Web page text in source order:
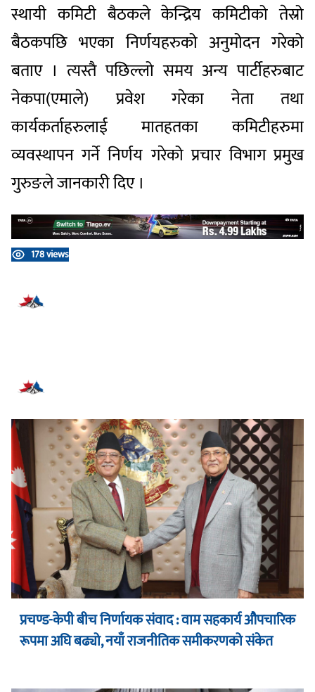
स्थायी कमिटी बैठकले केन्द्रिय कमिटीको तेस्रो
बैठकपछि भएका निर्णयहरुको अनुमोदन गरेको
बताए । त्यस्तै पछिल्लो समय अन्य पार्टीहरुबाट
नेकपा(एमाले) प्रवेश गरेका नेता तथा
कार्यकर्ताहरुलाई मातहतका कमिटीहरुमा
व्यवस्थापन गर्ने निर्णय गरेको प्रचार विभाग प्रमुख
गुरुङले जानकारी दिए ।
178 views
प्रचण्ड-केपी बीच निर्णायक संवाद : वाम सहकार्य औपचारिक
रूपमा अघि बढ्यो, नयाँ राजनीतिक समीकरणको संकेत